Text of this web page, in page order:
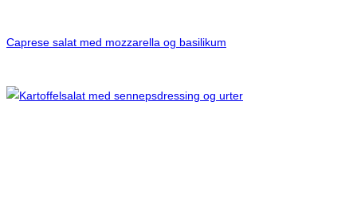
Caprese salat med mozzarella og basilikum